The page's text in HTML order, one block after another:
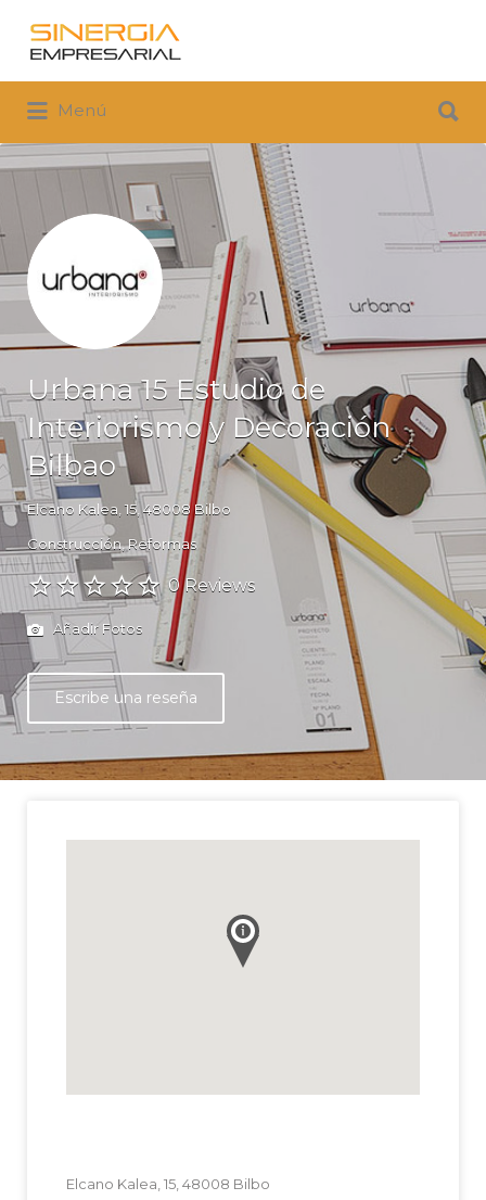
Buscar
por:
Menú
por:
Urbana 15 Estudio de
Interiorismo y Decoración
Bilbao
Elcano Kalea, 15, 48008 Bilbo
Construcción Reformas
0 Reviews
Añadir Fotos
Escribe una reseña
Elcano Kalea, 15, 48008 Bilbo